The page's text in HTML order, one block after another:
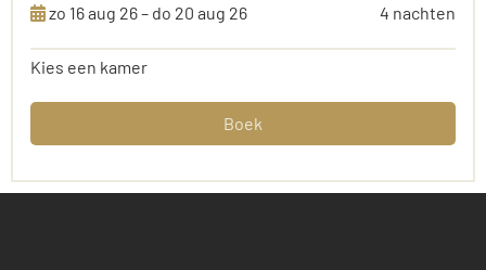
zo 16 aug 26 – do 20 aug 26 4 nachten
Kies een kamer
Boek